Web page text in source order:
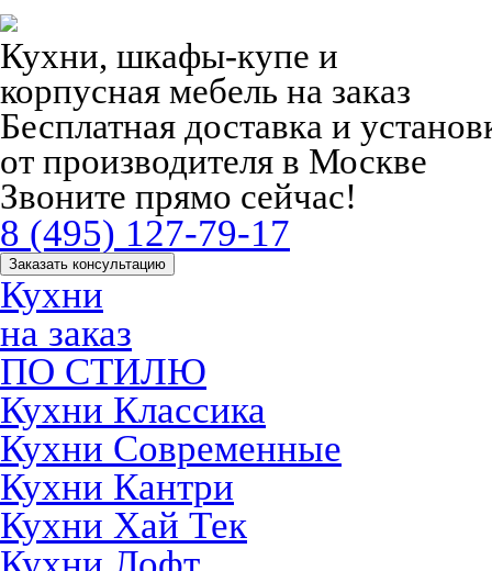
Кухни, шкафы-купе и
корпусная мебель на заказ
Бесплатная доставка и
от производителя в Москве
Звоните прямо сейчас!
8 (495) 127-79-17
Заказать консультацию
Кухни
на заказ
ПО СТИЛЮ
Кухни Классика
Кухни Современные
Кухни Кантри
Кухни Хай Тек